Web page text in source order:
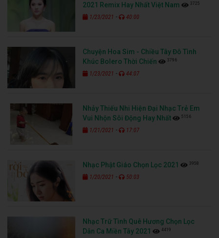
2021 Remix Hay Nhất Việt Nam
3725
1/23/2021 - 40:00
Chuyện Hoa Sim - Chiều Tây Đô Tình
Khúc Bolero Thời Chiến
3796
1/23/2021 - 44:07
Nhảy Thiếu Nhi Hiện Đại Nhạc Trẻ Em
Vui Nhộn Sôi Động Hay Nhất
5156
1/21/2021 - 17:07
Nhạc Phật Giáo Chọn Lọc 2021 3958
1/20/2021 - 50:03
Nhạc Trữ Tình Quê Hương Chọn Lọc
Dân Ca Miền Tây 2021
4419